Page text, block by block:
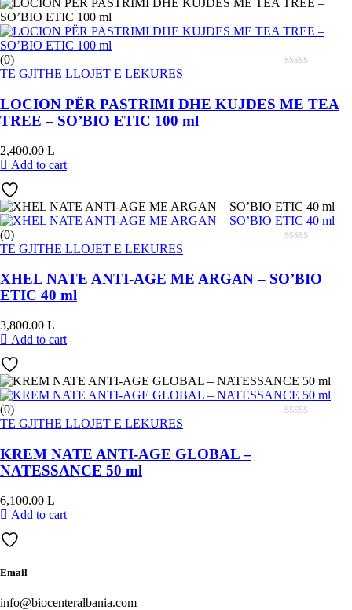
(0)
TE GJITHE LLOJET E LEKURES
LOCION PËR PASTRIMI DHE KUJDES ME TEA
TREE – SO’BIO ETIC 100 ml
2,400.00 L
Add to cart
(0)
TE GJITHE LLOJET E LEKURES
XHEL NATE ANTI-AGE ME ARGAN – SO’BIO
ETIC 40 ml
3,800.00 L
Add to cart
(0)
TE GJITHE LLOJET E LEKURES
KREM NATE ANTI-AGE GLOBAL –
NATESSANCE 50 ml
6,100.00 L
Add to cart
Email
info@biocenteralbania.com